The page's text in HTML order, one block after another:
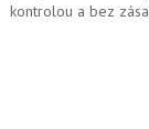
kontrolou a bez